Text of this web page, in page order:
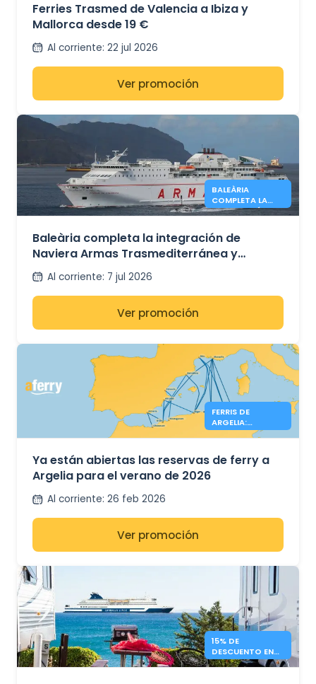
Ferries Trasmed de Valencia a Ibiza y
Mallorca desde 19 €
Al corriente: 22 jul 2026
Ver promoción
BALEÀRIA
COMPLETA LA
INTEGRACIÓN DE
Baleària completa la integración de
Naviera Armas Trasmediterránea y
refuerza su red marítima entre España y el
norte de África
Al corriente: 7 jul 2026
Ver promoción
FERRIS DE
ARGELIA:
RESERVAS
VERANO DE 2026
Ya están abiertas las reservas de ferry a
Argelia para el verano de 2026
Al corriente: 26 feb 2026
Ver promoción
15% DE
DESCUENTO EN
FERRIES PARA